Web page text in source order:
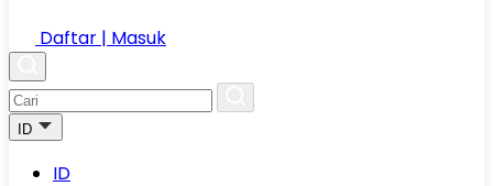
Daftar | Masuk
ID
ID